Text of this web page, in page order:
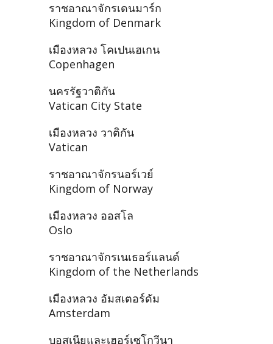
ราชอาณาจักรเดนมาร์ก
Kingdom of Denmark
เมืองหลวง โคเปนเฮเกน
Copenhagen
นครรัฐวาติกัน
Vatican City State
เมืองหลวง วาติกัน
Vatican
ราชอาณาจักรนอร์เวย์
Kingdom of Norway
เมืองหลวง ออสโล
Oslo
ราชอาณาจักรเนเธอร์แลนด์
Kingdom of the Netherlands
เมืองหลวง อัมสเตอร์ดัม
Amsterdam
บอสเนียและเฮอร์เซโกวีนา